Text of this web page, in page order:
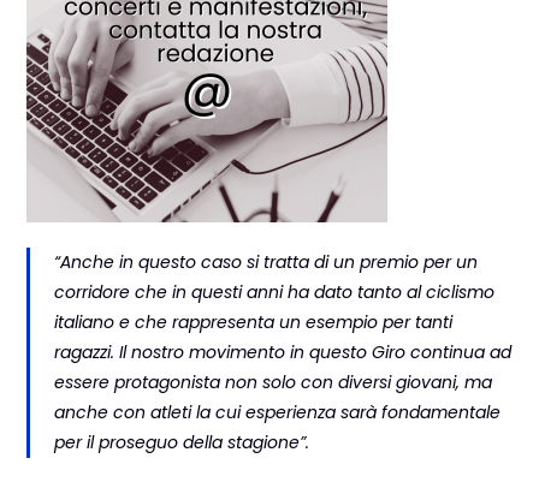
“Anche in questo caso si tratta di un premio per un
corridore che in questi anni ha dato tanto al ciclismo
italiano e che rappresenta un esempio per tanti
ragazzi. Il nostro movimento in questo Giro continua ad
essere protagonista non solo con diversi giovani, ma
anche con atleti la cui esperienza sarà fondamentale
per il proseguo della stagione”.